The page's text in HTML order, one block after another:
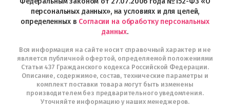
персональных данных», на условиях и для целей,
определенных в Согласии на обработку персональных
данных.
Вся информация на сайте носит справочный характер и не
является публичной офертой, определяемой положениями
Статьи 437 Гражданского кодекса Российской Федерации.
Описание, содержимое, состав, технические параметры и
комплект поставки товара могут быть изменены
производителем без предварительного уведомления.
Уточняйте информацию у наших менеджеров.